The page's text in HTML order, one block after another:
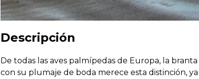
Descripción
De todas las aves palmípedas de Europa, la
con su plumaje de boda merece esta distinción,